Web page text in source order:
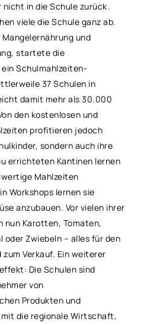
nicht in die Schule zurück.
viele die Schule ganz ab.
Mangelernährung und
startete die
Schulmahlzeiten-
37 Schulen in
damit mehr als 30.000
den kostenlosen und
profitieren jedoch
sondern auch ihre
errichteten Kantinen lernen
Mahlzeiten
Workshops lernen sie
anzubauen. Vor vielen ihrer
nun Karotten, Tomaten,
oder Zwiebeln – alles für den
zum Verkauf. Ein weiterer
Die Schulen sind
von
Produkten und
die regionale Wirtschaft,